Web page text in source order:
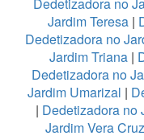
Jardim Teresa|
Dedetizadora no
Jardim Triana|
Dedetizadora no
Jardim Umarizal |
| Dedetizadora no
Jardim Vera Cruz